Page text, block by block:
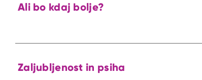
Ali bo kdaj bolje?
Zaljubljenost in psiha